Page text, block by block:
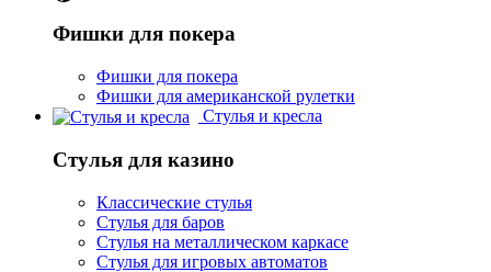
Фишки для покера
Фишки для покера
Фишки для американской рулетки
Стулья и кресла
Стулья для казино
Классические стулья
Стулья для баров
Стулья на металлическом каркасе
Стулья для игровых автоматов